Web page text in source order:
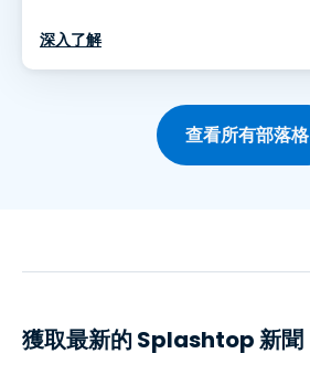
深入了解
查看所有部落格
獲取最新的 Splashtop 新聞